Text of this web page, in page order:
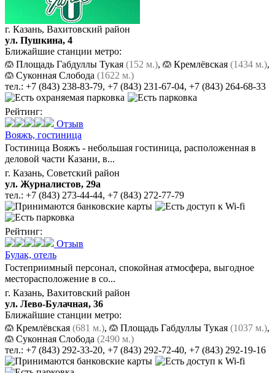
г. Казань, Вахитовский район
ул. Пушкина, 4
Ближайшие станции метро:
Площадь Габдуллы Тукая (152 м.), Кремлёвская (1434 м.),
Суконная Слобода (1622 м.)
тел.: +7 (843) 238-83-79, +7 (843) 231-67-04, +7 (843) 264-68-33
Рейтинг:
Отзыв
Вояжъ, гостиница
Гостиница Вояжъ - небольшая гостиница, расположенная в
деловой части Казани, в...
г. Казань, Советский район
ул. Журналистов, 29а
тел.: +7 (843) 273-44-44, +7 (843) 272-77-79
Рейтинг:
Отзыв
Булак, отель
Гостеприимный персонал, спокойная атмосфера, выгодное
месторасположение в со...
г. Казань, Вахитовский район
ул. Лево-Булачная, 36
Ближайшие станции метро:
Кремлёвская (681 м.), Площадь Габдуллы Тукая (1037 м.),
Суконная Слобода (2490 м.)
тел.: +7 (843) 292-33-20, +7 (843) 292-72-40, +7 (843) 292-19-16